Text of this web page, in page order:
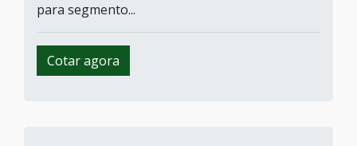
para segmento...
Cotar agora